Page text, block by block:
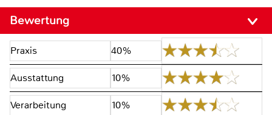
Bewertung
Praxis 40%
Ausstattung 10%
Verarbeitung 10%